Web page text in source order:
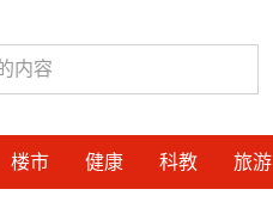
楼市 健康 科教 旅游